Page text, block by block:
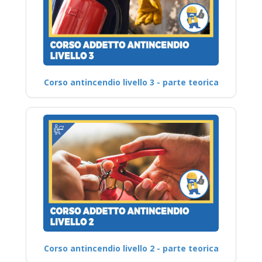
Corso antincendio livello 3 - parte teorica
Corso antincendio livello 2 - parte teorica